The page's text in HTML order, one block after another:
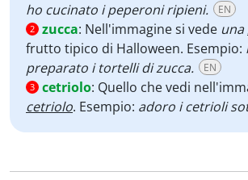
ho cucinato i peperoni ripieni.
EN
2 zucca: Nell'immagine si vede una
frutto tipico di Halloween. Esempio:
preparato i tortelli di zucca.
EN
3 cetriolo: Quello che vedi
cetriolo. Esempio: adoro i cetrioli